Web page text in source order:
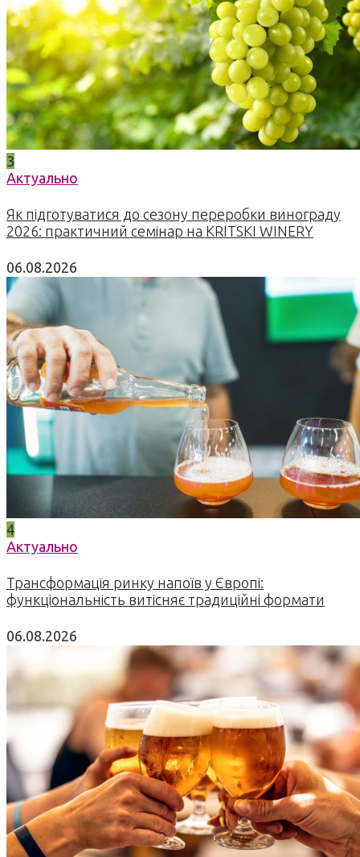
3
Актуально
Як підготуватися до сезону переробки винограду
2026: практичний семінар на KRITSKI WINERY
06.08.2026
4
Актуально
Трансформація ринку напоїв у Європі:
функціональність витісняє традиційні формати
06.08.2026